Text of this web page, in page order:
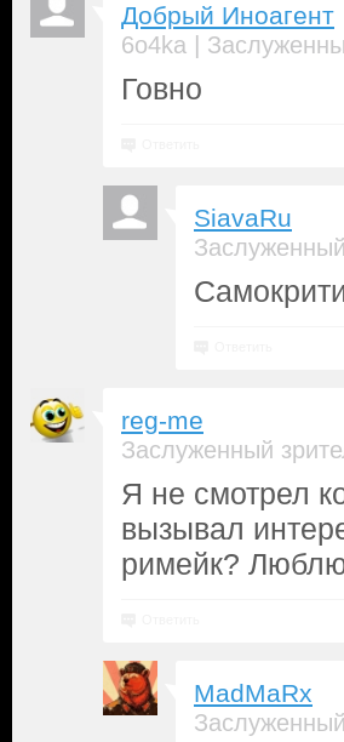
Добрый Иноагент
6o4ka |
Говно
SiavaRu
reg-me
Заслуженный
Я не смотрел
вызывал
римейк?
MadMaRx